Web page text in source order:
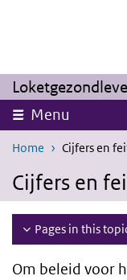
Menu
Home Cijfers en
Cijfers en
Pages in this
Om beleid voor